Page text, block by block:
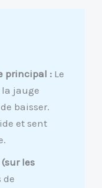
principal : Le
jauge
baisser.
et sent
(sur les
de